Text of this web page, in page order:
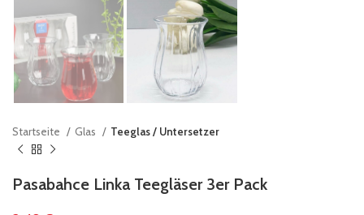
Startseite Glas Teeglas / Untersetzer
Pasabahce Linka Teegläser 3er Pack